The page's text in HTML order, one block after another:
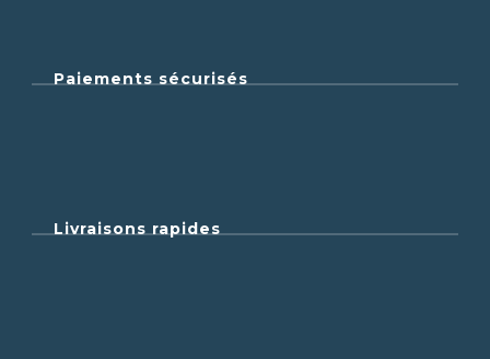
Paiements sécurisés
Livraisons rapides